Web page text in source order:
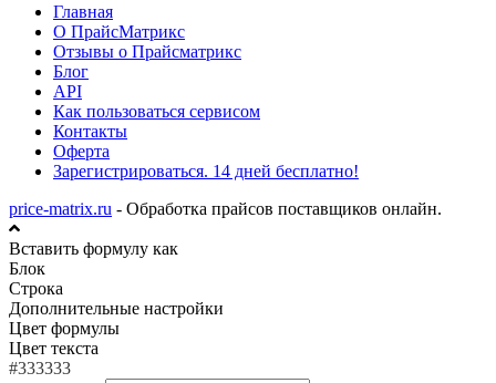
Главная
О ПрайсМатрикс
Отзывы о Прайсматрикс
Блог
API
Как пользоваться сервисом
Контакты
Оферта
Зарегистрироваться. 14 дней бесплатно!
price-matrix.ru - Обработка прайсов поставщиков онлайн.
Вставить формулу как
Блок
Строка
Дополнительные настройки
Цвет формулы
Цвет текста
#333333